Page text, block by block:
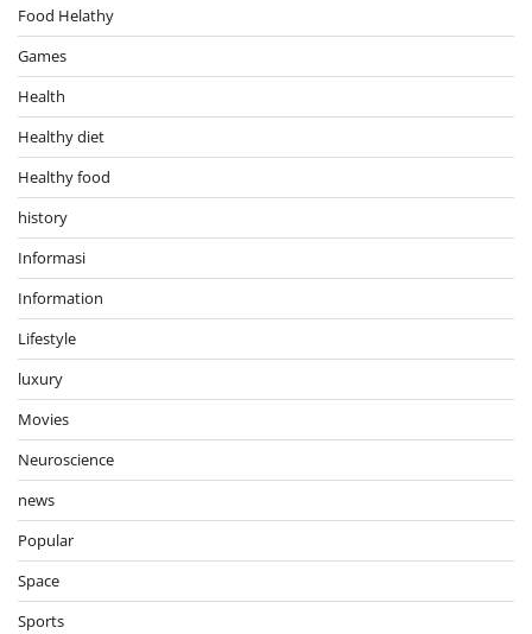
Food Helathy
Games
Health
Healthy diet
Healthy food
history
Informasi
Information
Lifestyle
luxury
Movies
Neuroscience
news
Popular
Space
Sports